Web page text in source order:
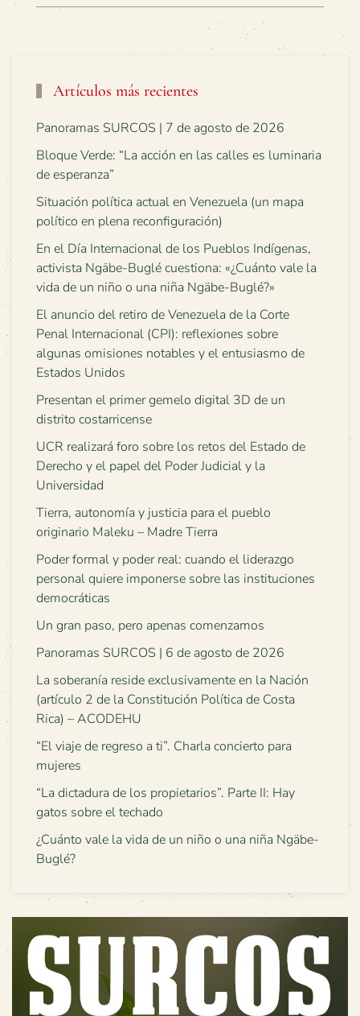
Artículos más recientes
Panoramas SURCOS | 7 de agosto de 2026
Bloque Verde: “La acción en las calles es luminaria
de esperanza”
Situación política actual en Venezuela (un mapa
político en plena reconfiguración)
En el Día Internacional de los Pueblos Indígenas,
activista Ngäbe-Buglé cuestiona: «¿Cuánto vale la
vida de un niño o una niña Ngäbe-Buglé?»
El anuncio del retiro de Venezuela de la Corte
Penal Internacional (CPI): reflexiones sobre
algunas omisiones notables y el entusiasmo de
Estados Unidos
Presentan el primer gemelo digital 3D de un
distrito costarricense
UCR realizará foro sobre los retos del Estado de
Derecho y el papel del Poder Judicial y la
Universidad
Tierra, autonomía y justicia para el pueblo
originario Maleku – Madre Tierra
Poder formal y poder real: cuando el liderazgo
personal quiere imponerse sobre las instituciones
democráticas
Un gran paso, pero apenas comenzamos
Panoramas SURCOS | 6 de agosto de 2026
La soberanía reside exclusivamente en la Nación
(artículo 2 de la Constitución Política de Costa
Rica) – ACODEHU
“El viaje de regreso a ti”. Charla concierto para
mujeres
“La dictadura de los propietarios”. Parte II: Hay
gatos sobre el techado
¿Cuánto vale la vida de un niño o una niña Ngäbe-
Buglé?